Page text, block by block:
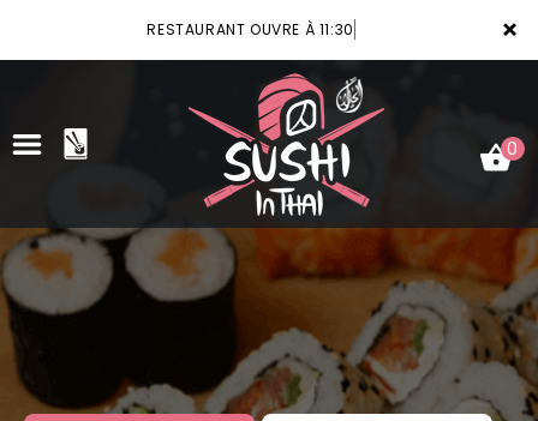
×
RESTAURANT OUVRE À 11:30
ACCUEIL
VOTRE COMPTE
0